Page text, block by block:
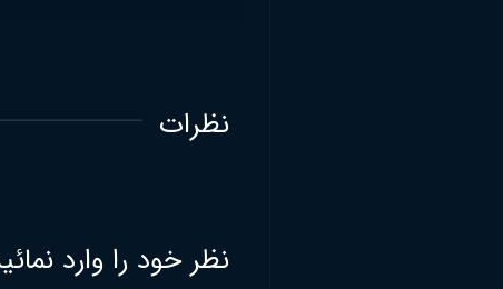
نظرات
نظر خود را وارد